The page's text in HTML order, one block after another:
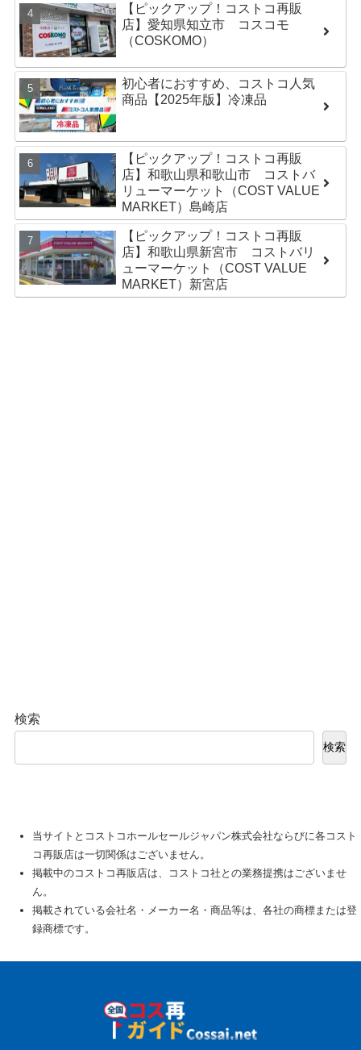
【ピックアップ！コストコ再販
店】愛知県知立市 コスコモ
（COSKOMO）
初心者におすすめ、コストコ人気
商品【2025年版】冷凍品
【ピックアップ！コストコ再販
店】和歌山県和歌山市 コストバ
リューマーケット（COST VALUE
MARKET）島崎店
【ピックアップ！コストコ再販
店】和歌山県新宮市 コストバリ
ューマーケット（COST VALUE
MARKET）新宮店
検索
検索
当サイトとコストコホールセールジャパン株式会社ならびに各コスト
コ再販店は一切関係はございません。
掲載中のコストコ再販店は、コストコ社との業務提携はございませ
ん。
掲載されている会社名・メーカー名・商品等は、各社の商標または登
録商標です。